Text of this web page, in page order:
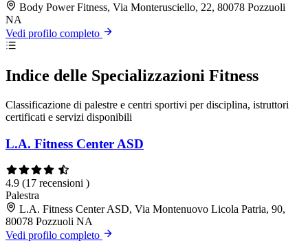
Body Power Fitness, Via Monterusciello, 22, 80078 Pozzuoli
NA
Vedi profilo completo
Indice delle Specializzazioni Fitness
Classificazione di palestre e centri sportivi per disciplina, istruttori
certificati e servizi disponibili
L.A. Fitness Center ASD
4.9 (17 recensioni )
Palestra
L.A. Fitness Center ASD, Via Montenuovo Licola Patria, 90,
80078 Pozzuoli NA
Vedi profilo completo